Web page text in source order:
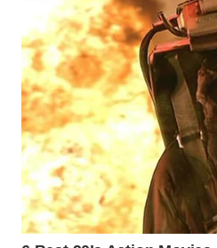
WAHANA
NEWS
WAHANA
TANI
WAHANA
ADVOKAT